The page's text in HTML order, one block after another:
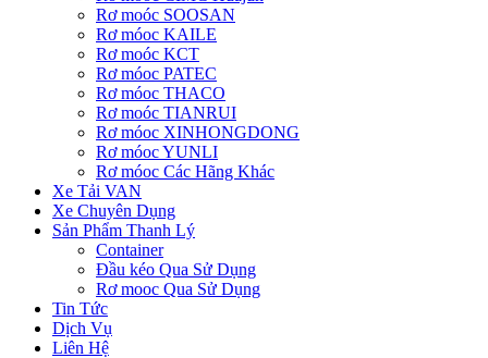
Rơ moóc SOOSAN
Rơ móoc KAILE
Rơ moóc KCT
Rơ móoc PATEC
Rơ móoc THACO
Rơ moóc TIANRUI
Rơ móoc XINHONGDONG
Rơ móoc YUNLI
Rơ móoc Các Hãng Khác
Xe Tải VAN
Xe Chuyên Dụng
Sản Phẩm Thanh Lý
Container
Đầu kéo Qua Sử Dụng
Rơ mooc Qua Sử Dụng
Tin Tức
Dịch Vụ
Liên Hệ